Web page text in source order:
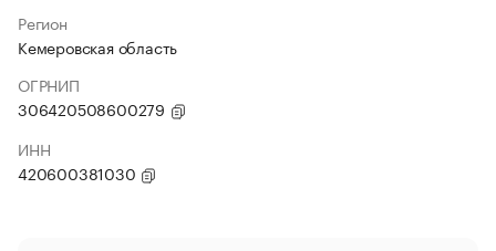
Регион
Кемеровская область
ОГРНИП
306420508600279
ИНН
420600381030